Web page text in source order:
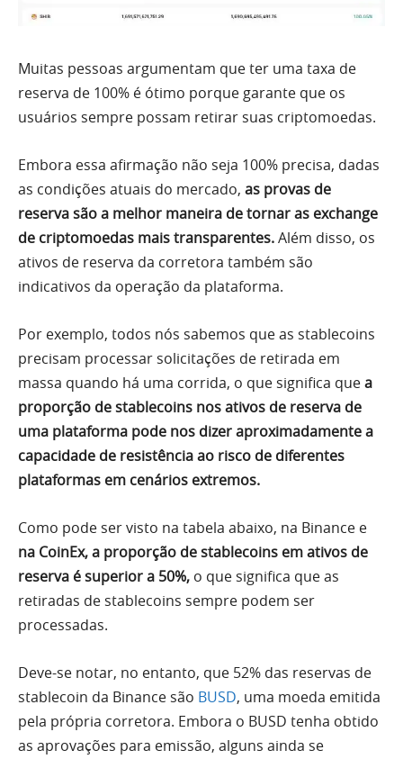
Muitas pessoas argumentam que ter uma taxa de
reserva de 100% é ótimo porque garante que os
usuários sempre possam retirar suas criptomoedas.
Embora essa afirmação não seja 100% precisa, dadas
as condições atuais do mercado, as provas de
reserva são a melhor maneira de tornar as exchange
de criptomoedas mais transparentes.Além disso, os
ativos de reserva da corretora também são
indicativos da operação da plataforma.
Por exemplo, todos nós sabemos que as stablecoins
precisam processar solicitações de retirada em
massa quando há uma corrida, o que significa quea
proporção de stablecoins nos ativos de reserva de
uma plataforma pode nos dizer aproximadamente a
capacidade de resistência ao risco de diferentes
plataformas em cenários extremos.
Como pode ser visto na tabela abaixo, na Binance e
na CoinEx, a proporção de stablecoins em ativos de
reserva é superior a 50%, o que significa que as
retiradas de stablecoins sempre podem ser
processadas.
Deve-se notar, no entanto, que 52% das reservas de
stablecoin da Binance são BUSD, uma moeda emitida
pela própria corretora. Embora o BUSD tenha obtido
as aprovações para emissão, alguns ainda se